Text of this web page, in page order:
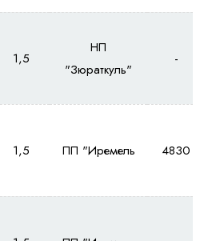
1,5
НП
"Зюраткуль"
-
1,5 ПП "Иремель 4830